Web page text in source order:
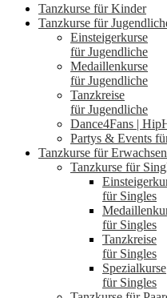
Tanzkurse für Kinder
Tanzkurse für
Einsteigerkurse
für Jugendliche
Medaillenkurse
für Jugendliche
Tanzkreise
für Jugendliche
Dance4Fans |
Partys & Events
Tanzkurse für
Tanzkurse für
für Singles
für Singles
Tanzkreise
für Singles
Spezialkurse
für Singles